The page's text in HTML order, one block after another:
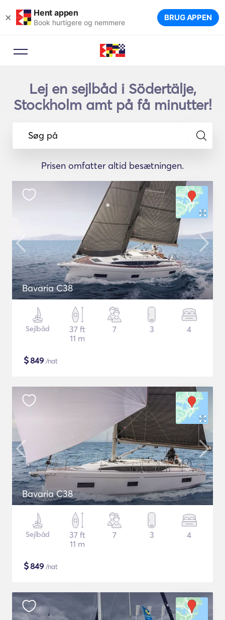
× Hent appen
Book hurtigere og nemmere BRUG APPEN
Lej en sejlbåd i Södertälje,
Stockholm amt på få minutter!
Søg på
Prisen omfatter altid besætningen.
Bavaria C38
Sejlbåd
37 ft
11 m
7 3 4
$849 /nat
Bavaria C38
Sejlbåd
37 ft
11 m
7 3 4
$849 /nat